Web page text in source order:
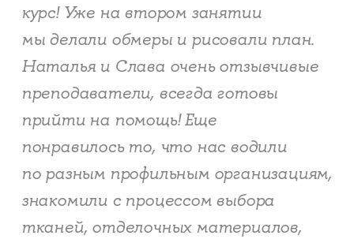
курс! Уже на втором занятии
мы делали обмеры и рисовали план.
Наталья и Слава очень отзывчивые
преподаватели, всегда готовы
прийти на помощь! Еще
понравилось то, что нас водили
по разным профильным организациям,
знакомили с процессом выбора
тканей, отделочных материалов,